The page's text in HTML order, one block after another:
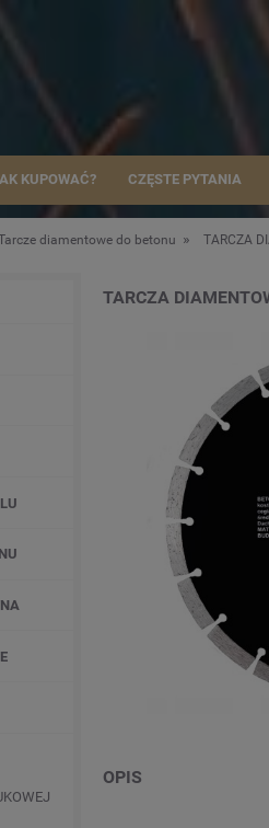
KUPOWAĆ? CZĘSTE PYTANIA
diamentowe do betonu » TARCZA
TARCZA
OPIS